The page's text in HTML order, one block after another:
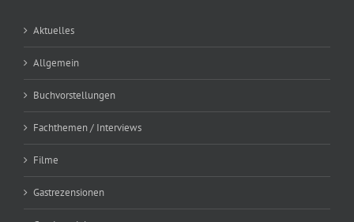
Aktuelles
Allgemein
Buchvorstellungen
Fachthemen / Interviews
Filme
Gastrezensionen